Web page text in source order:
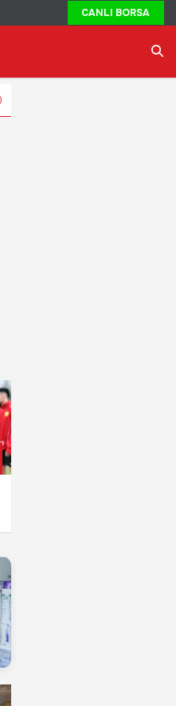
CANLI BORSA